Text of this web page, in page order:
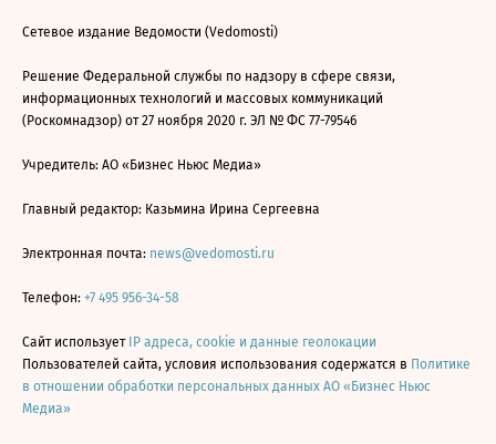
Сетевое издание Ведомости (Vedomosti)
Решение Федеральной службы по надзору в сфере связи,
информационных технологий и массовых коммуникаций
(Роскомнадзор) от 27 ноября 2020 г. ЭЛ № ФС 77-79546
Учредитель: АО «Бизнес Ньюс Медиа»
Главный редактор: Казьмина Ирина Сергеевна
Электронная почта: news@vedomosti.ru
Телефон: +7 495 956-34-58
Сайт использует IP адреса, cookie и данные геолокации
Пользователей сайта, условия использования содержатся в Политике
в отношении обработки персональных данных АО «Бизнес Ньюс
Медиа»